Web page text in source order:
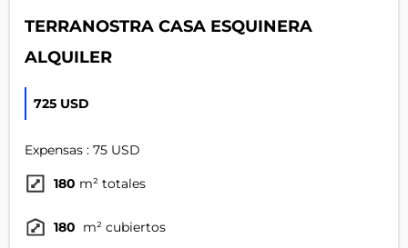
TERRANOSTRA CASA ESQUINERA
ALQUILER
725 USD
Expensas : 75 USD
180 m² totales
180 m² cubiertos